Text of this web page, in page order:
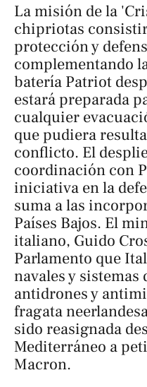
La misión de la
chipriotas
protección y
complementando
batería Patriot
estará preparada
cualquier
que pudiera
conflicto. El
coordinación con
iniciativa en la
suma a las
Países Bajos. El
italiano, Guido
Parlamento que
navales y sistemas
antidrones y
fragata
sido reasignada
Mediterráneo a
Macron.